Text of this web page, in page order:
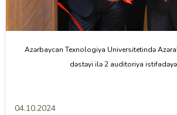
Azərbaycan Texnologiya Universitetində
dəstəyi ilə 2 auditoriya istifadəyə
04.10.2024